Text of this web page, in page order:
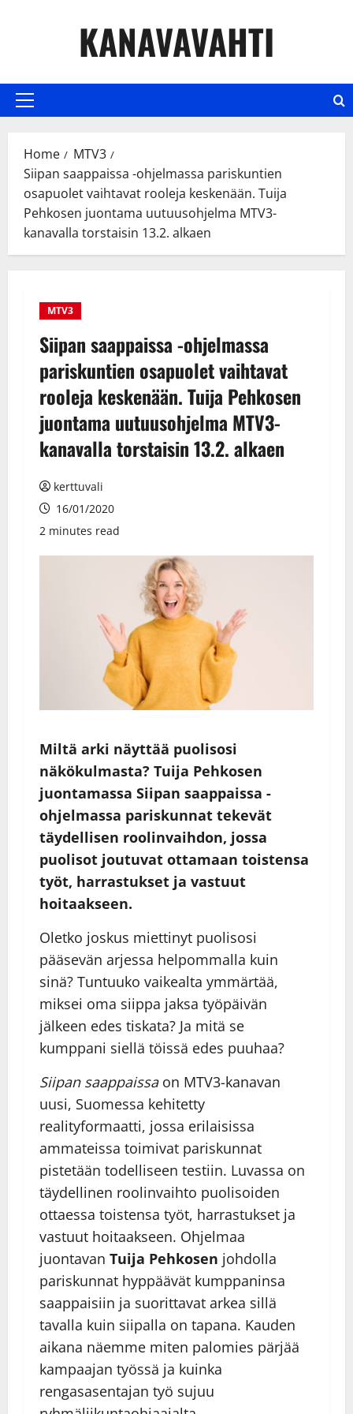
KANAVAVAHTI
Primary
Home
MTV3
Siipan saappaissa -ohjelmassa pariskuntien
osapuolet vaihtavat rooleja keskenään. Tuija
Pehkosen juontama uutuusohjelma MTV3-
kanavalla torstaisin 13.2. alkaen
MTV3
Siipan saappaissa -ohjelmassa
pariskuntien osapuolet vaihtavat
rooleja keskenään. Tuija Pehkosen
juontama uutuusohjelma MTV3-
kanavalla torstaisin 13.2. alkaen
kerttuvali
16/01/2020
2 minutes read
Miltä arki näyttää puolisosi
näkökulmasta? Tuija Pehkosen
juontamassa Siipan saappaissa -
ohjelmassa pariskunnat tekevät
täydellisen roolinvaihdon, jossa
puolisot joutuvat ottamaan toistensa
työt, harrastukset ja vastuut
hoitaakseen.
Oletko joskus miettinyt puolisosi
pääsevän arjessa helpommalla kuin
sinä? Tuntuuko vaikealta ymmärtää,
miksei oma siippa jaksa työpäivän
jälkeen edes tiskata? Ja mitä se
kumppani siellä töissä edes puuhaa?
Siipan saappaissaon MTV3-kanavan
uusi, Suomessa kehitetty
realityformaatti, jossa erilaisissa
ammateissa toimivat pariskunnat
pistetään todelliseen testiin. Luvassa on
täydellinen roolinvaihto puolisoiden
ottaessa toistensa työt, harrastukset ja
vastuut hoitaakseen. Ohjelmaa
juontavan Tuija Pehkosen johdolla
pariskunnat hyppäävät kumppaninsa
saappaisiin ja suorittavat arkea sillä
tavalla kuin siipalla on tapana. Kauden
aikana näemme miten palomies pärjää
kampaajan työssä ja kuinka
rengasasentajan työ sujuu